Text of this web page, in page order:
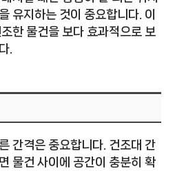
유지하는 것이 중요합니다. 이
한 물건을 보다 효과적으로 보
.
간격은 중요합니다. 건조대 간
물건 사이에 공간이 충분히 확